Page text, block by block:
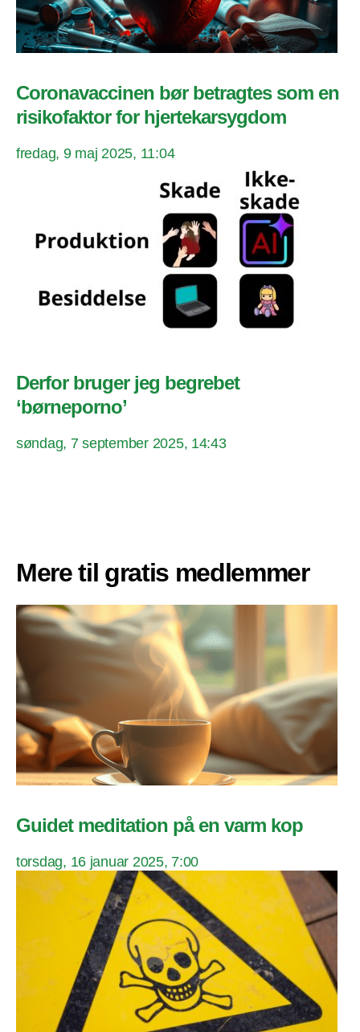
Coronavaccinen bør betragtes som en
risikofaktor for hjertekarsygdom
fredag, 9 maj 2025, 11:04
Derfor bruger jeg begrebet
‘børneporno’
søndag, 7 september 2025, 14:43
Mere til gratis medlemmer
Guidet meditation på en varm kop
torsdag, 16 januar 2025, 7:00